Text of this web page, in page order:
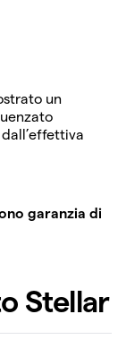
un
garanzia di
Stellar